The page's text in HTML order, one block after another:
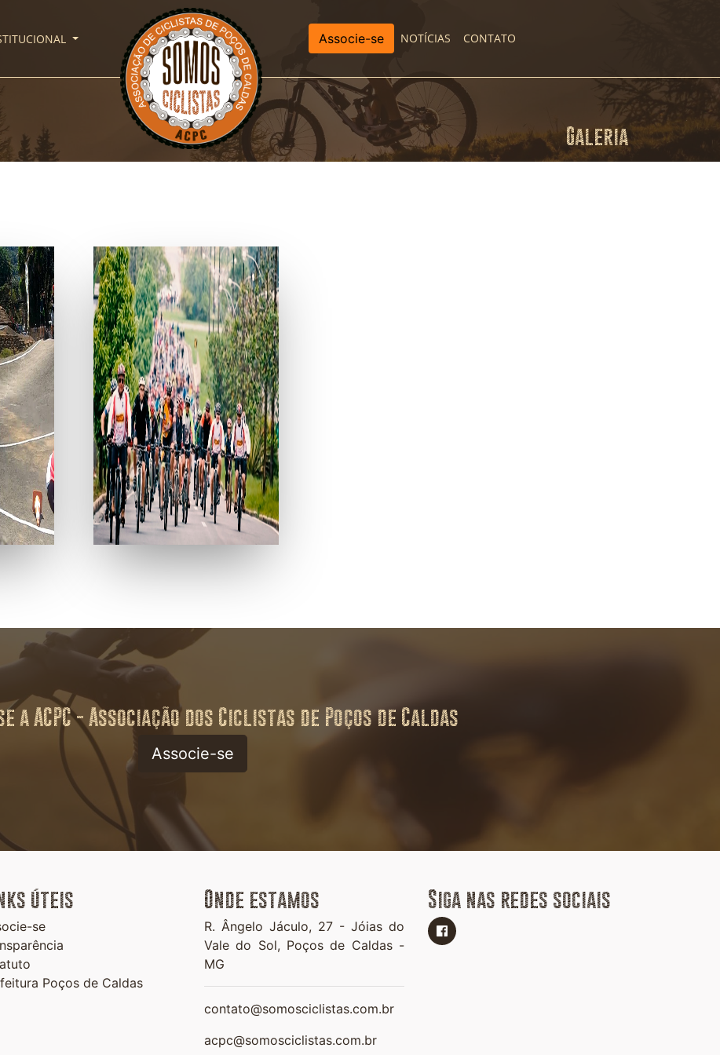
Associe-se NOTÍCIAS CONTATO
Galeria
a ACPC - Associação dos Ciclistas de Poços de Caldas
Associe-se
úteis
se
Poços de Caldas
Onde estamos
R. Ângelo Jáculo, 27 - Jóias do
Vale do Sol, Poços de Caldas -
MG
contato@somosciclistas.com.br
acpc@somosciclistas.com.br
Siga nas redes sociais